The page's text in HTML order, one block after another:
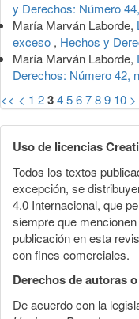
y Derechos: Número
María Marván Laborde,
exceso , Hechos y
María Marván Laborde,
Derechos: Número 42,
<< < 1 23456789 10 >
Uso de licencias
Todos los textos
excepción, se
4.0 Internacional, que
siempre que
publicación en esta
con fines comerciales.
Derechos de autoras
De acuerdo con la